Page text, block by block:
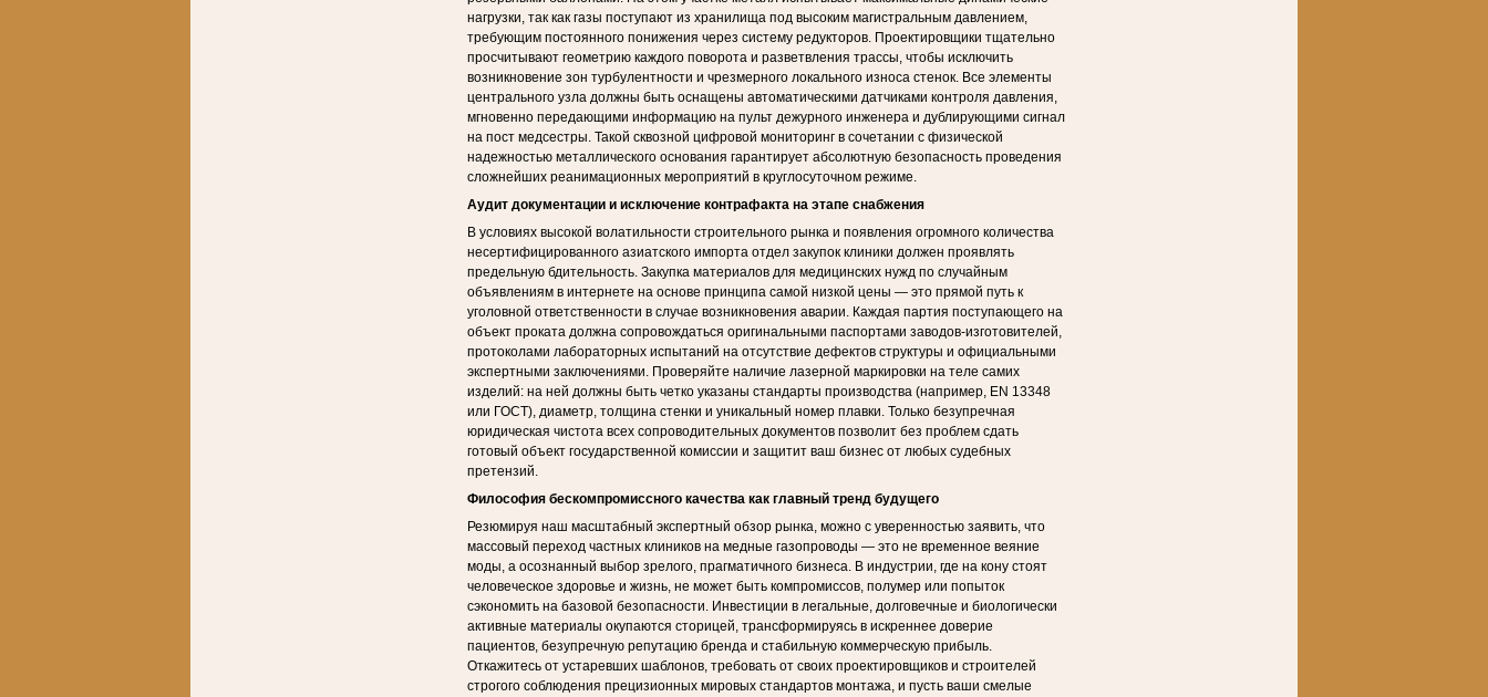
нагрузки, так как газы поступают из хранилища под высоким магистральным давлением,
требующим постоянного понижения через систему редукторов. Проектировщики тщательно
просчитывают геометрию каждого поворота и разветвления трассы, чтобы исключить
возникновение зон турбулентности и чрезмерного локального износа стенок. Все элементы
центрального узла должны быть оснащены автоматическими датчиками контроля давления,
мгновенно передающими информацию на пульт дежурного инженера и дублирующими сигнал
на пост медсестры. Такой сквозной цифровой мониторинг в сочетании с физической
надежностью металлического основания гарантирует абсолютную безопасность проведения
сложнейших реанимационных мероприятий в круглосуточном режиме.
Аудит документации и исключение контрафакта на этапе снабжения
В условиях высокой волатильности строительного рынка и появления огромного количества
несертифицированного азиатского импорта отдел закупок клиники должен проявлять
предельную бдительность. Закупка материалов для медицинских нужд по случайным
объявлениям в интернете на основе принципа самой низкой цены — это прямой путь к
уголовной ответственности в случае возникновения аварии. Каждая партия поступающего на
объект проката должна сопровождаться оригинальными паспортами заводов-изготовителей,
протоколами лабораторных испытаний на отсутствие дефектов структуры и официальными
экспертными заключениями. Проверяйте наличие лазерной маркировки на теле самих
изделий: на ней должны быть четко указаны стандарты производства (например, EN 13348
или ГОСТ), диаметр, толщина стенки и уникальный номер плавки. Только безупречная
юридическая чистота всех сопроводительных документов позволит без проблем сдать
готовый объект государственной комиссии и защитит ваш бизнес от любых судебных
претензий.
Философия бескомпромиссного качества как главный тренд будущего
Резюмируя наш масштабный экспертный обзор рынка, можно с уверенностью заявить, что
массовый переход частных клиников на медные газопроводы — это не временное веяние
моды, а осознанный выбор зрелого, прагматичного бизнеса. В индустрии, где на кону стоят
человеческое здоровье и жизнь, не может быть компромиссов, полумер или попыток
сэкономить на базовой безопасности. Инвестиции в легальные, долговечные и биологически
активные материалы окупаются сторицей, трансформируясь в искреннее доверие
пациентов, безупречную репутацию бренда и стабильную коммерческую прибыль.
Откажитесь от устаревших шаблонов, требовать от своих проектировщиков и строителей
строгого соблюдения прецизионных мировых стандартов монтажа, и пусть ваши смелые